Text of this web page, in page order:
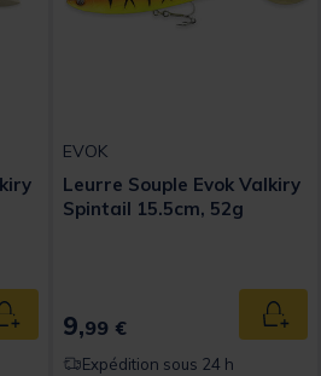
Ajouter au panier
EVOK
Leurre Souple Evok Valkiry
Spintail 15.5cm, 52g
9,99 €
Expédition sous 24 h